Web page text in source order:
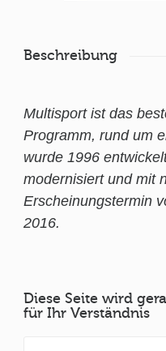
Beschreibung
Multisport ist das
Programm, rund um
wurde 1996
modernisiert und mit
Erscheinungstermin
2016.
Diese Seite wird
für Ihr Verständnis